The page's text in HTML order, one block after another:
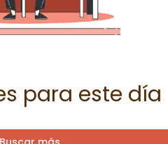
para este día